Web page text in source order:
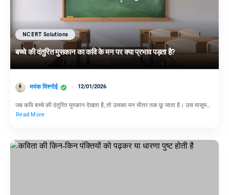
NCERT Solutions
बच्चे की दंतुरित मुसकान का कवि के मन पर क्या प्रभाव पड़ता है?
मयंक विश्नोई 12/01/2026
जब कवि बच्चे की दंतुरित मुस्कान देखता है, तो उसका मन भीतर तक छू जाता है। उस मासूम…
Read More